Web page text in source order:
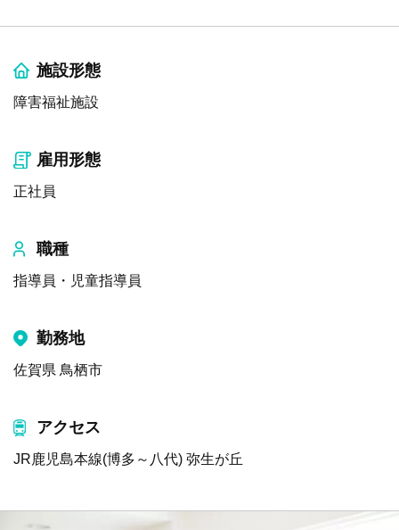
施設形態
障害福祉施設
雇用形態
正社員
職種
指導員・児童指導員
勤務地
佐賀県 鳥栖市
アクセス
JR鹿児島本線(博多～八代) 弥生が丘